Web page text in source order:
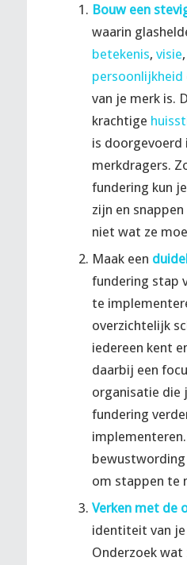
Bouw een
waarin
betekenis, visie,
persoonlijkheid
van je merk is.
krachtige
is doorgevoerd
merkdragers.
fundering kun
zijn en
niet wat ze
Maak een
fundering stap
te
overzichtelijk
iedereen kent
daarbij een
organisatie die
fundering
om stappen te
Verken met de
identiteit van
Onderzoek wat